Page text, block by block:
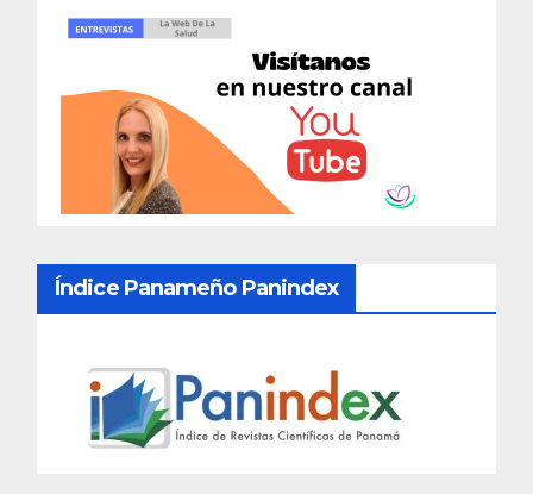
Índice Panameño Panindex